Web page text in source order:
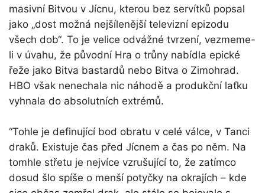
masivní Bitvou v Jícnu, kterou bez servítků popsal
jako „dost možná nejšílenější televizní epizodu
všech dob“. To je velice odvážné tvrzení, vezmeme-
li v úvahu, že původní Hra o trůny nabídla epické
řeže jako Bitva bastardů nebo Bitva o Zimohrad.
HBO však nenechala nic náhodě a produkční laťku
vyhnala do absolutních extrémů.
“Tohle je definující bod obratu v celé válce, v Tanci
draků. Existuje čas před Jícnem a čas po něm. Na
tomhle střetu je nejvíce vzrušující to, že zatímco
dosud šlo spíše o menší potyčky na okrajích – kde